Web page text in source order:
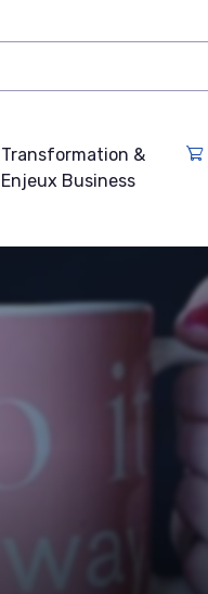
Transformation &
Enjeux Business